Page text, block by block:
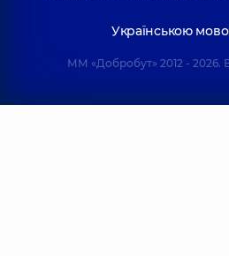
Українською
ММ «Добробут» 2012 - 2026.